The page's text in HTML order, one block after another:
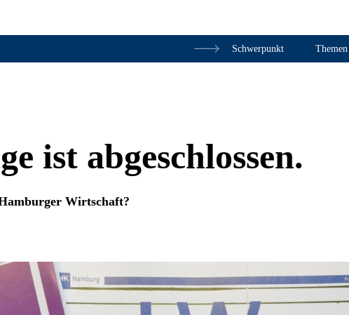
Schwerpunkt Themen
ist abgeschlossen.
Wirtschaft?